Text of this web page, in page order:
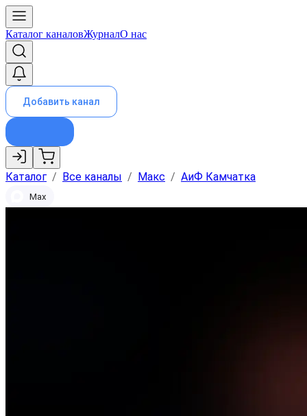
Каталог каналовЖурналО нас
Добавить канал
Каталог / Все каналы / Макс / АиФ Камчатка
Max